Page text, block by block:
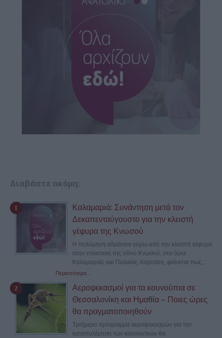
Διαβάστε ακόμη:
Καλαμαριά: Συνάντηση μετά τον
Δεκαπενταύγουστο για την κλειστή
γέφυρα της Κνωσού
Η πολύμηνη αδράνεια γύρω από την κλειστή γέφυρα
στην επέκταση της οδού Κνωσού, στα όρια
Καλαμαριάς και Πυλαίας-Χορτιάτη, φαίνεται πως...
Περισσότερα...
Αεροψεκασμοί για τα κουνούπια σε
Θεσσαλονίκη και Ημαθία – Ποιες ώρες
θα πραγματοποιηθούν
Τριήμερο πρόγραμμα αεροψεκασμών για την
καταπολέμηση των κουνουπιών θα